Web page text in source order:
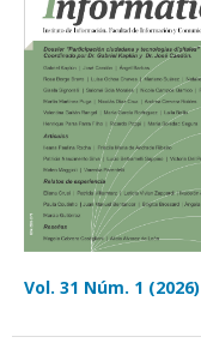
Vol. 31 Núm. 1 (2026)